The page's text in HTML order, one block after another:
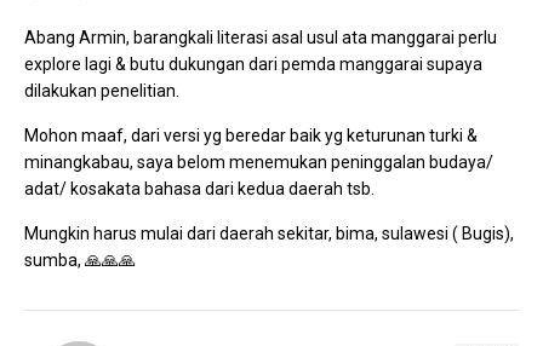
Abang Armin, barangkali literasi asal usul ata manggarai perlu
explore lagi & butu dukungan dari pemda manggarai supaya
dilakukan penelitian.
Mohon maaf, dari versi yg beredar baik yg keturunan turki &
minangkabau, saya belom menemukan peninggalan budaya/
adat/ kosakata bahasa dari kedua daerah tsb.
Mungkin harus mulai dari daerah sekitar, bima, sulawesi ( Bugis),
sumba, 🙏🙏🙏